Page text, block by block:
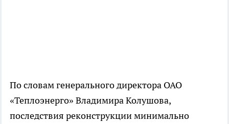
По словам генерального директора ОАО
«Теплоэнерго» Владимира Колушова,
последствия реконструкции минимально